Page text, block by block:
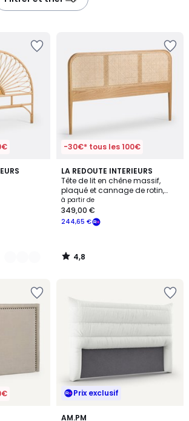
-30€* tous les 100€
LA REDOUTE INTERIEURS
Tête de lit en chêne massif,
plaqué et cannage de rotin,
MADARA
à partir de
244,65 €
349,00 €
4,8
/ 5
4,8
/
Prix exclusif
AM.PM
3,8